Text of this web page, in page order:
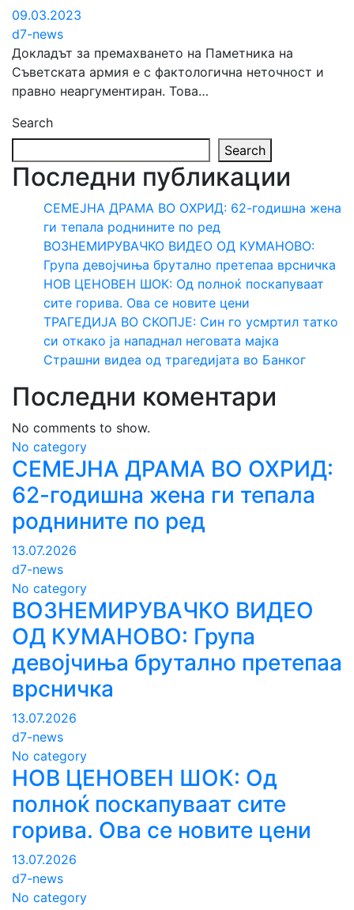
09.03.2023
d7-news
Докладът за премахването на Паметника на
Съветската армия е с фактологична неточност и
правно неаргументиран. Това…
Search
Search
Последни публикации
СЕМЕЈНА ДРАМА ВО ОХРИД: 62-годишна жена
ги тепала роднините по ред
ВОЗНЕМИРУВАЧКО ВИДЕО ОД КУМАНОВО:
Група девојчиња брутално претепаа врсничка
НОВ ЦЕНОВЕН ШОК: Од полноќ поскапуваат
сите горива. Ова се новите цени
ТРАГЕДИЈА ВО СКОПЈЕ: Син го усмртил татко
си откако ја нападнал неговата мајка
Страшни видеа од трагедијата во Банког
Последни коментари
No comments to show.
No category
СЕМЕЈНА ДРАМА ВО ОХРИД:
62-годишна жена ги тепала
роднините по ред
13.07.2026
d7-news
No category
ВОЗНЕМИРУВАЧКО ВИДЕО
ОД КУМАНОВО: Група
девојчиња брутално претепаа
врсничка
13.07.2026
d7-news
No category
НОВ ЦЕНОВЕН ШОК: Од
полноќ поскапуваат сите
горива. Ова се новите цени
13.07.2026
d7-news
No category